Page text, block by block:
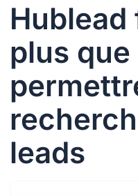
Hublead
plus que
leads